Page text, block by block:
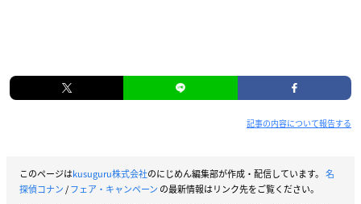
記事の内容について報告する
このページはkusuguru株式会社のにじめん編集部が作成・配信しています。 名
探偵コナン/フェア・キャンペーン の最新情報はリンク先をご覧ください。